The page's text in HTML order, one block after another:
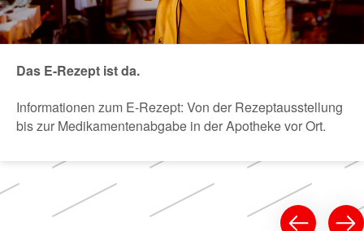
Das E-Rezept ist da.
Informationen zum E-Rezept: Von der Rezeptausstellung
bis zur Medikamentenabgabe in der Apotheke vor Ort.